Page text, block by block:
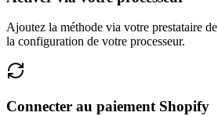
Ajoutez la méthode via votre prestataire
la configuration de votre processeur.
Connecter au paiement Shopify